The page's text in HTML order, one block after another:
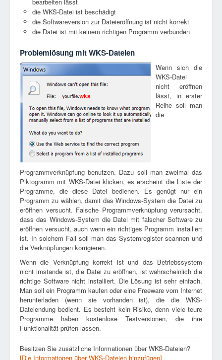
die WKS-Datei ist beschädigt
die Softwareversion zur Dateieröffnung ist nicht korrekt
die Datei ist mit keinem richtigen Programm verbunden
Problemlösung mit WKS-Dateien
wks
Wenn sich die
WKS-Datei
nicht eröffnen
lässt, in erster
Reihe soll man
die
Programmverknüpfung benutzen. Dazu soll man zweimal das
Piktogramm mit WKS-Datei klicken, es erscheint die Liste der
Programme, die diese Datei bedienen. Es genügt nur ein
Programm zu wählen, damit das Windows-System die Datei zu
eröffnen versucht. Falsche Programmverknüpfung verursacht,
dass das Windows-System die Datei mit falscher Software zu
eröffnen versucht, auch wenn ein richtiges Programm installiert
ist. In solchem Fall soll man das Systemregister scannen und
die Verknüpfungen korrigieren.
Wenn die Verknüpfung korrekt ist und das Betriebssystem
nicht imstande ist, die Datei zu eröffnen, ist wahrscheinlich die
richtige Software nicht installiert. Die Lösung ist sehr einfach.
Man soll ein Programm kaufen oder eine Freeware vom Internet
herunterladen (wenn sie vorhanden ist), die die WKS-
Dateiendung bedient. Es besteht kein Risiko, denn viele teure
Programme haben kostenlose Testversionen, die ihre
Funktionalität prüfen lassen.
Besitzen Sie zusätzliche Informationen über WKS-Dateien?
[Die Informationen über WKS-Dateien hinzufügen]